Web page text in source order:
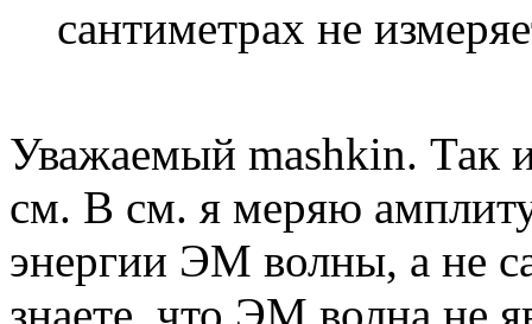
сантиметрах не
Уважаемый mashkin. Так
см. В см. я меряю
энергии ЭМ волны, а не